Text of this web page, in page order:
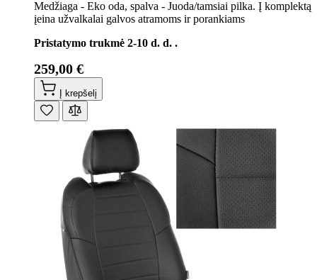
Medžiaga - Eko oda, spalva - Juoda/tamsiai pilka. Į komplektą
įeina užvalkalai galvos atramoms ir porankiams
Pristatymo trukmė 2-10 d. d. .
259,00 €
Į krepšelį